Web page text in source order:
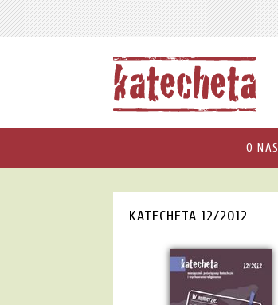
O NAS
KATECHETA 12/2012